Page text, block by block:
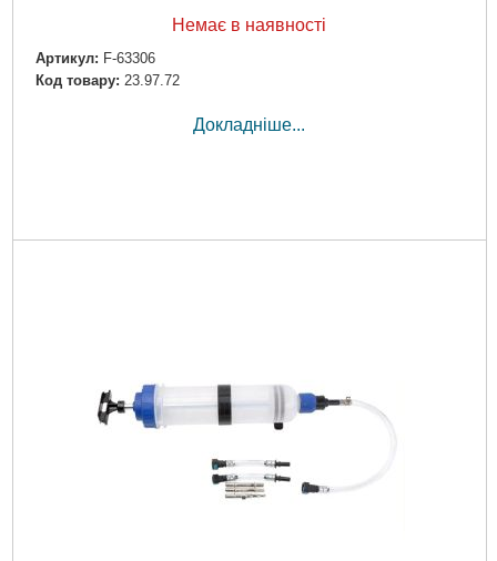
Немає в наявності
Артикул: F-63306
Код товару: 23.97.72
Докладніше...